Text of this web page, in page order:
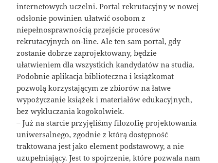
internetowych uczelni. Portal rekrutacyjny w nowej
odsłonie powinien ułatwić osobom z
niepełnosprawnością przejście procesów
rekrutacyjnych on-line. Ale ten sam portal, gdy
zostanie dobrze zaprojektowany, będzie
ułatwieniem dla wszystkich kandydatów na studia.
Podobnie aplikacja biblioteczna i książkomat
pozwolą korzystającym ze zbiorów na łatwe
wypożyczanie książek i materiałów edukacyjnych,
bez wykluczania kogokolwiek.
– Już na starcie przyjęliśmy filozofię projektowania
uniwersalnego, zgodnie z którą dostępność
traktowana jest jako element podstawowy, a nie
uzupełniający. Jest to spojrzenie, które pozwala nam